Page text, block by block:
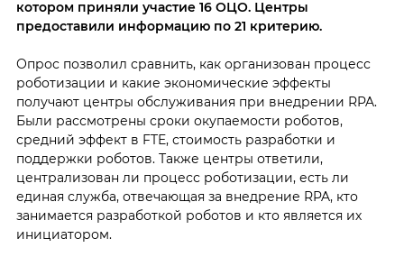
котором приняли участие 16 ОЦО. Центры
предоставили информацию по 21 критерию.
Опрос позволил сравнить, как организован процесс
роботизации и какие экономические эффекты
получают центры обслуживания при внедрении RPA.
Были рассмотрены сроки окупаемости роботов,
средний эффект в FTE, стоимость разработки и
поддержки роботов. Также центры ответили,
централизован ли процесс роботизации, есть ли
единая служба, отвечающая за внедрение RPA, кто
занимается разработкой роботов и кто является их
инициатором.